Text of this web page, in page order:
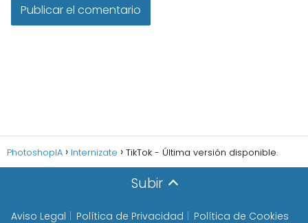
PhotoshopIA Internizate TikTok - Última versión disponible.
Subir
Aviso Legal Política de Privacidad Política de Cookies